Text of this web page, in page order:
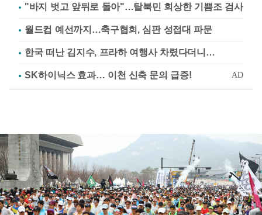
"바지 벗고 앞뒤로 돌아"…탈북민 회상한 기쁨조 검사
월드컵 예선까지…축구협회, 심판 성접대 파문
한국 떠난 김지수, 프라하 여행사 차렸다더니…